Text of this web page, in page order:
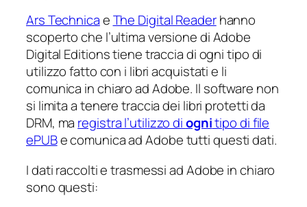
Ars TechnicaeThe Digital Readerhanno
scoperto che l’ultima versione di Adobe
Digital Editions tiene traccia di ogni tipo di
utilizzo fatto con i libri acquistati e li
comunica in chiaro ad Adobe. Il software non
si limita a tenere traccia dei libri protetti da
DRM, ma registra l’utilizzo diognitipo di file
ePUBe comunica ad Adobe tutti questi dati.
I dati raccolti e trasmessi ad Adobe in chiaro
sono questi: